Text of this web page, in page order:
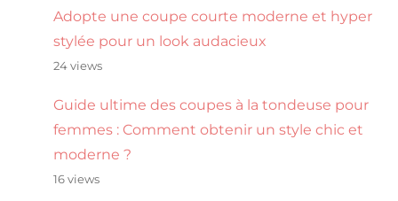
Adopte une coupe courte moderne et hyper
stylée pour un look audacieux
24 views
Guide ultime des coupes à la tondeuse pour
femmes : Comment obtenir un style chic et
moderne ?
16 views